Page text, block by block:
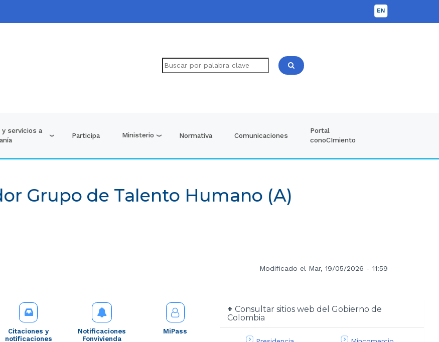
servicios a
Participa Ministerio Normativa Comunicaciones
Portal
conoCImiento
Grupo de Talento Humano (A)
Modificado el Mar, 19/05/2026 - 11:59
Citaciones y
notificaciones
Notificaciones
Fonvivienda
MiPass
Consultar sitios web del Gobierno de
Colombia